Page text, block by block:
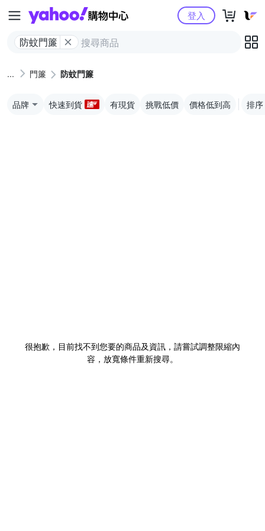
Yahoo購物中心
防蚊門簾
登入
門簾 防蚊門簾
品牌 快速到貨 有現貨 挑戰低價 價格低到高 排序
很抱歉，目前找不到您要的商品及資訊，請嘗試調整限縮內
容，放寬條件重新搜尋。